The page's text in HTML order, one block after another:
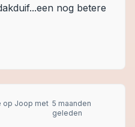
nog betere
op Joop met 5 maanden
geleden